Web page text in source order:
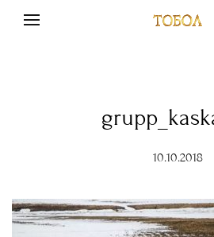
10.10.2018